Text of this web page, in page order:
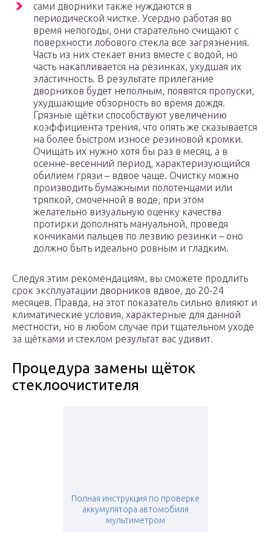
сами дворники также нуждаются в
периодической чистке. Усердно работая во
время непогоды, они старательно счищают с
поверхности лобового стекла все загрязнения.
Часть из них стекает вниз вместе с водой, но
часть накапливается на резинках, ухудшая их
эластичность. В результате прилегание
дворников будет неполным, появятся пропуски,
ухудшающие обзорность во время дождя.
Грязные щётки способствуют увеличению
коэффициента трения, что опять же сказывается
на более быстром износе резиновой кромки.
Очищать их нужно хотя бы раз в месяц, а в
осенне-весенний период, характеризующийся
обилием грязи – вдвое чаще. Очистку можно
производить бумажными полотенцами или
тряпкой, смоченной в воде, при этом
желательно визуальную оценку качества
протирки дополнять мануальной, проведя
кончиками пальцев по лезвию резинки – оно
должно быть идеально ровным и гладким.
Следуя этим рекомендациям, вы сможете продлить
срок эксплуатации дворников вдвое, до 20-24
месяцев. Правда, на этот показатель сильно влияют и
климатические условия, характерные для данной
местности, но в любом случае при тщательном уходе
за щётками и стеклом результат вас удивит.
Процедура замены щёток
стеклоочистителя
Полная инструкция по проверке
аккумулятора автомобиля
мультиметром